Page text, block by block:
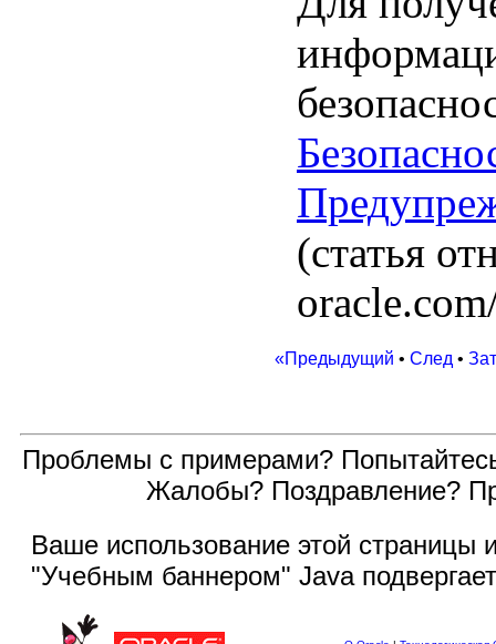
(статья
«Предыдущий • След •
Проблемы с примерами?
Жалобы? Поздравление?
Ваше использование этой страницы
"Учебным баннером" Java